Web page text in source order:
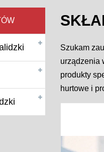
Szukam
urządzenia
produkty
hurtowe i